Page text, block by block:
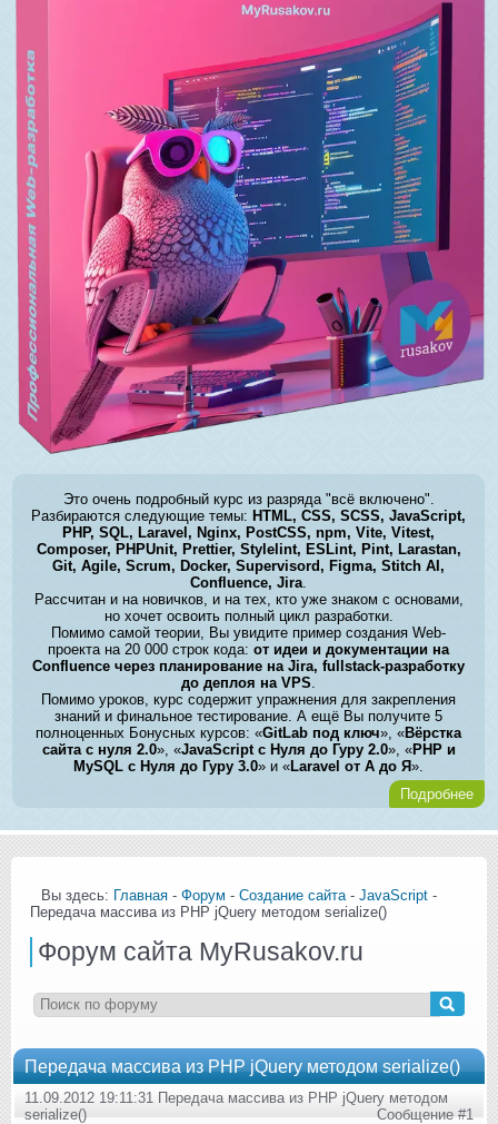
Это очень подробный курс из разряда "всё включено".
Разбираются следующие темы: HTML, CSS, SCSS, JavaScript,
PHP, SQL, Laravel, Nginx, PostCSS, npm, Vite, Vitest,
Composer, PHPUnit, Prettier, Stylelint, ESLint, Pint, Larastan,
Git, Agile, Scrum, Docker, Supervisord, Figma, Stitch AI,
Confluence, Jira.
Рассчитан и на новичков, и на тех, кто уже знаком с основами,
но хочет освоить полный цикл разработки.
Помимо самой теории, Вы увидите пример создания Web-
проекта на 20 000 строк кода:от идеи и документации на
Confluence через планирование на Jira, fullstack-разработку
до деплоя на VPS.
Помимо уроков, курс содержит упражнения для закрепления
знаний и финальное тестирование. А ещё Вы получите 5
полноценных Бонусных курсов: «GitLab под ключ», «Вёрстка
сайта с нуля 2.0», «JavaScript с Нуля до Гуру 2.0», «PHP и
MySQL с Нуля до Гуру 3.0» и «Laravel от А до Я».
Подробнее
Вы здесь: Главная - Форум - Создание сайта- JavaScript -
Передача массива из PHP jQuery методом serialize()
Форум сайта MyRusakov.ru
Передача массива из PHP jQuery методом serialize()
11.09.2012 19:11:31 Передача массива из PHP jQuery методом
serialize()
Сообщение #1